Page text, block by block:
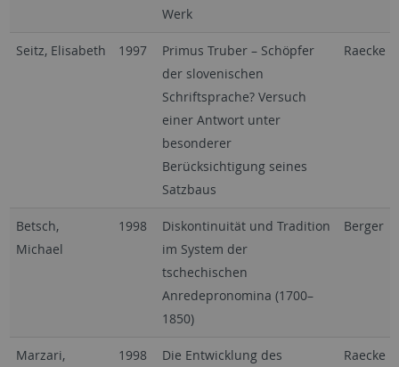
Werk
Seitz, Elisabeth 1997
Primus Truber – Schöpfer
der slovenischen
Schriftsprache? Versuch
einer Antwort unter
besonderer
Berücksichtigung seines
Satzbaus
Raecke
Betsch,
Michael
1998
Diskontinuität und Tradition
im System der
tschechischen
Anredepronomina (1700–
1850)
Berger
Marzari,
1998
Die Entwicklung des
Raecke